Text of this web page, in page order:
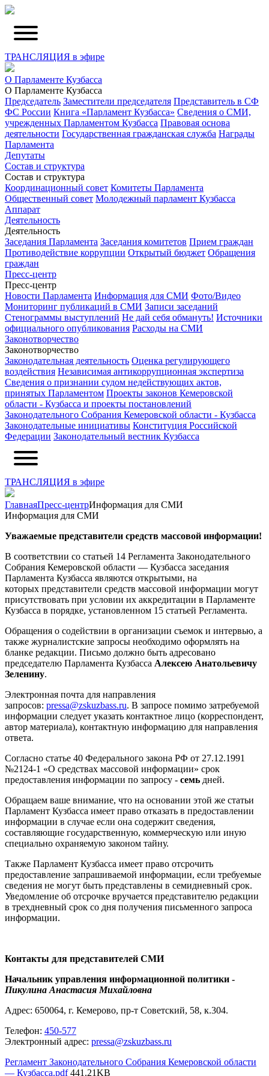
ТРАНСЛЯЦИЯ в эфире
О Парламенте Кузбасса
О Парламенте Кузбасса
Председатель Заместители председателя Представитель в СФ
ФС России Книга «Парламент Кузбасса» Сведения о СМИ,
учрежденных Парламентом Кузбасса Правовая основа
деятельности Государственная гражданская служба Награды
Парламента
Депутаты
Состав и структура
Состав и структура
Координационный совет Комитеты Парламента
Общественный совет Молодежный парламент Кузбасса
Аппарат
Деятельность
Деятельность
Заседания Парламента Заседания комитетов Прием граждан
Противодействие коррупции Открытый бюджет Обращения
граждан
Пресс-центр
Пресс-центр
Новости Парламента Информация для СМИ Фото/Видео
Мониторинг публикаций в СМИ Записи заседаний
Стенограммы выступлений Не дай себя обмануть! Источники
официального опубликования Расходы на СМИ
Законотворчество
Законотворчество
Законодательная деятельность Оценка регулирующего
воздействия Независимая антикоррупционная экспертиза
Сведения о признании судом недействующих актов,
принятых Парламентом Проекты законов Кемеровской
области - Кузбасса и проекты постановлений
Законодательного Собрания Кемеровской области - Кузбасса
Законодательные инициативы Конституция Российской
Федерации Законодательный вестник Кузбасса
ТРАНСЛЯЦИЯ в эфире
ГлавнаяПресс-центрИнформация для СМИ
Информация для СМИ
Уважаемые представители средств массовой информации!
В соответствии со статьей 14 Регламента Законодательного
Собрания Кемеровской области — Кузбасса заседания
Парламента Кузбасса являются открытыми, на
которых представители средств массовой информации могут
присутствовать при условии их аккредитации в Парламенте
Кузбасса в порядке, установленном 15 статьей Регламента.
Обращения о содействии в организации съемок и интервью, а
также журналистские запросы необходимо оформлять на
бланке редакции. Письмо должно быть адресовано
председателю Парламента Кузбасса Алексею Анатольевичу
Зеленину.
Электронная почта для направления
запросов: pressa@zskuzbass.ru. В запросе помимо затребуемой
информации следует указать контактное лицо (корреспондент,
автор материала), контактную информацию для направления
ответа.
Согласно статье 40 Федерального закона РФ от 27.12.1991
№2124-1 «О средствах массовой информации» срок
предоставления информации по запросу - семь дней.
Обращаем ваше внимание, что на основании этой же статьи
Парламент Кузбасса имеет право отказать в предоставлении
информации в случае если она содержит сведения,
составляющие государственную, коммерческую или иную
специально охраняемую законом тайну.
Также Парламент Кузбасса имеет право отсрочить
предоставление запрашиваемой информации, если требуемые
сведения не могут быть представлены в семидневный срок.
Уведомление об отсрочке вручается представителю редакции
в трехдневный срок со дня получения письменного запроса
информации.
Контакты для представителей СМИ
Начальник управления информационной политики -
Пикулина Анастасия Михайловна
Адрес: 650064, г. Кемерово, пр-т Советский, 58, к.304.
Телефон: 450-577
Электронный адрес: pressa@zskuzbass.ru
Регламент Законодательного Собрания Кемеровской области
— Кузбасса.pdf441.21KB